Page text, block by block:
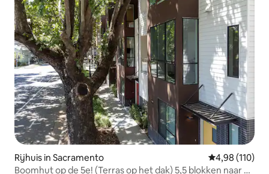
Rijhuis in Sacramento Gemiddelde
4,98 (110)
Boomhut op de 5e! (Terras op het dak) 5,5 blokken naar G-